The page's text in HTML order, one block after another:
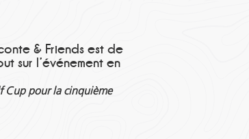
& Friends est de
sur l’événement en
Cup pour la cinquième